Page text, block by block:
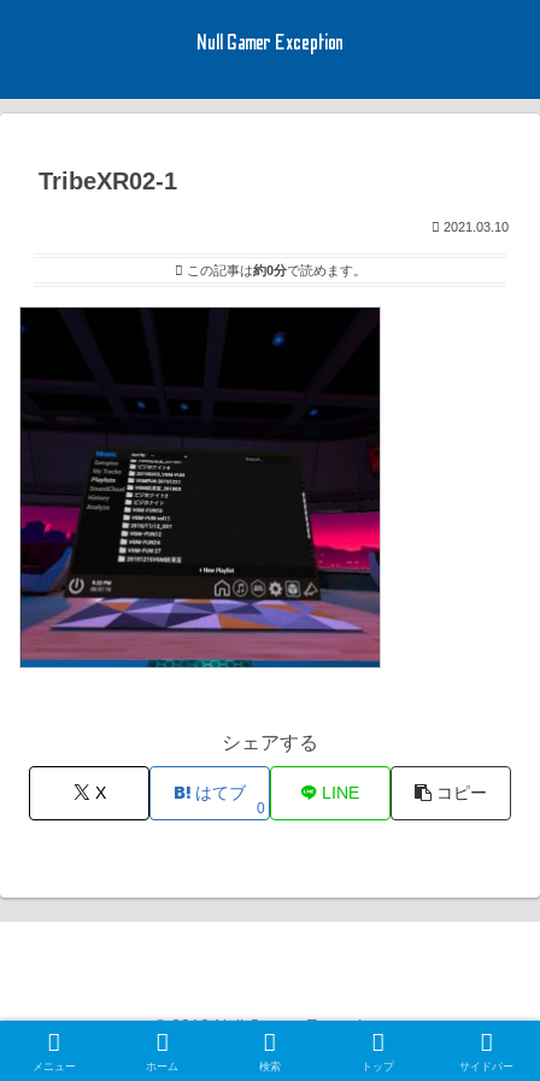
Null Gamer Exception
TribeXR02-1
2021.03.10
この記事は約0分で読めます。
シェアする
X はてブ
0
LINE コピー
© 2012 Null Gamer Exception.
メニュー ホーム 検索 トップ サイドバー